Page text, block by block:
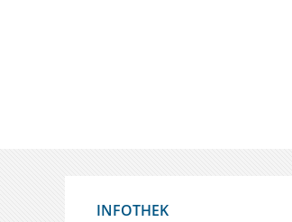
INFOTHEK